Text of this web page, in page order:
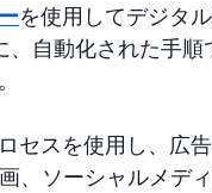
を使用してデジタ
自動化された手順
セスを使用し、広
、ソーシャルメデ